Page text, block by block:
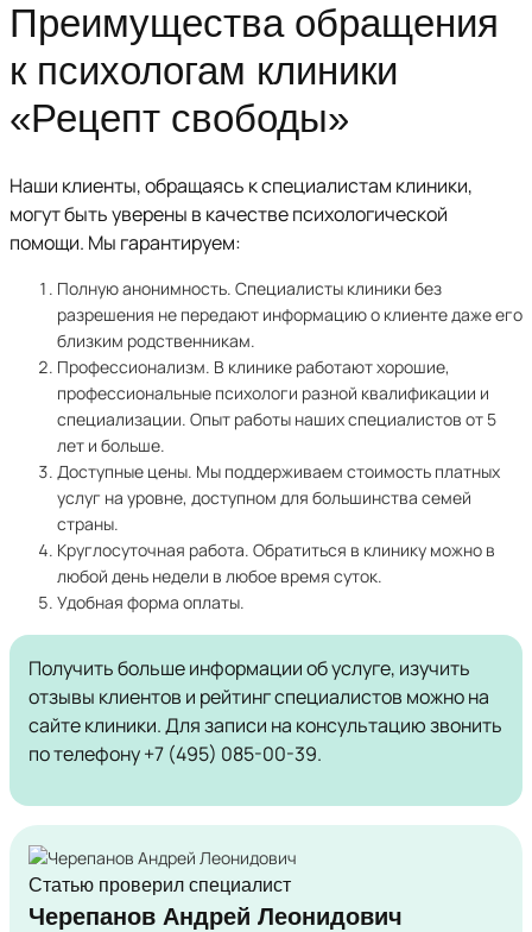
Преимущества обращения
к психологам клиники
«Рецепт свободы»
Наши клиенты, обращаясь к специалистам клиники,
могут быть уверены в качестве психологической
помощи. Мы гарантируем:
Полную анонимность. Специалисты клиники без
разрешения не передают информацию о клиенте даже его
близким родственникам.
Профессионализм. В клинике работают хорошие,
профессиональные психологи разной квалификации и
специализации. Опыт работы наших специалистов от 5
лет и больше.
Доступные цены. Мы поддерживаем стоимость платных
услуг на уровне, доступном для большинства семей
страны.
Круглосуточная работа. Обратиться в клинику можно в
любой день недели в любое время суток.
Удобная форма оплаты.
Получить больше информации об услуге, изучить
отзывы клиентов и рейтинг специалистов можно на
сайте клиники. Для записи на консультацию звонить
по телефону +7 (495) 085-00-39.
Статью проверил специалист
Черепанов Андрей Леонидович